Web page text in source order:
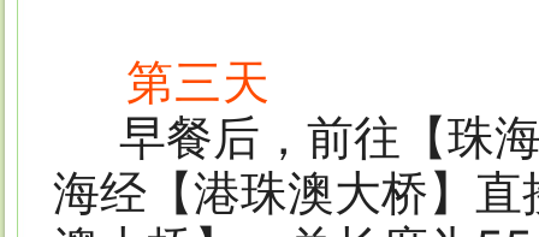
第三天
早餐后，前往【珠
海经【港珠澳大桥】